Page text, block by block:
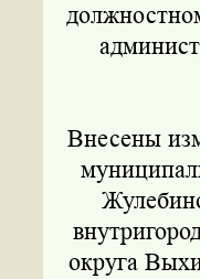
Внесены
округа